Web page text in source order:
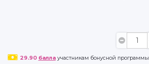
29.90 баллаучастникам бонусной программы